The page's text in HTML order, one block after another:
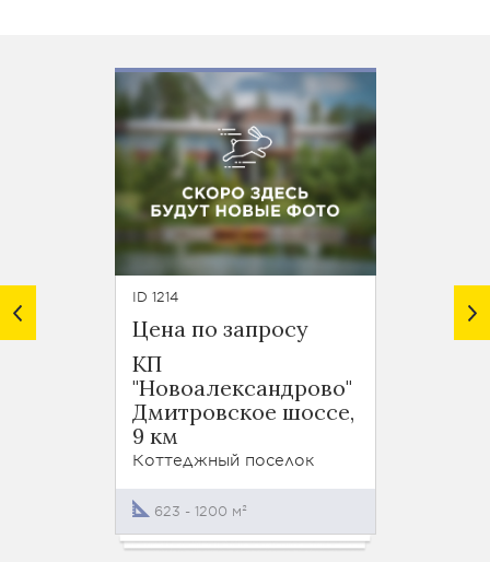
ID 1214
Цена по запросу
КП
"Новоалександрово"
Дмитровское шоссе,
9 км
Коттеджный поселок
623 - 1200 м²